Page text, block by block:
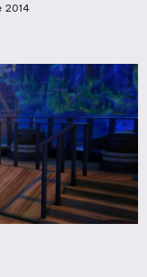
2014